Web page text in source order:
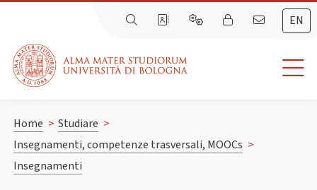
EN
Home > Studiare >
Insegnamenti, competenze trasversali, MOOCs >
Insegnamenti